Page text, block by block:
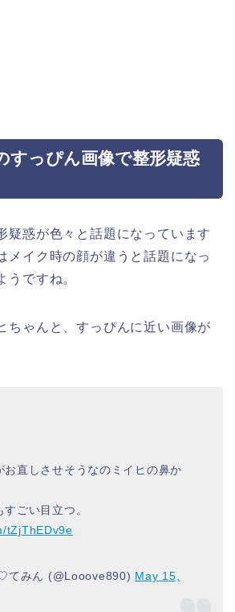
すっぴん画像で整形疑惑
疑惑が色々と話題になっています
メイク時の顔が違うと話題になっ
うですね。
ちゃんと、すっぴんに近い画像が
お直しさせそうなのミイヒの鼻か
ごい目立つ。
tZjThEDv9e
みん (@Looove890) May 15,